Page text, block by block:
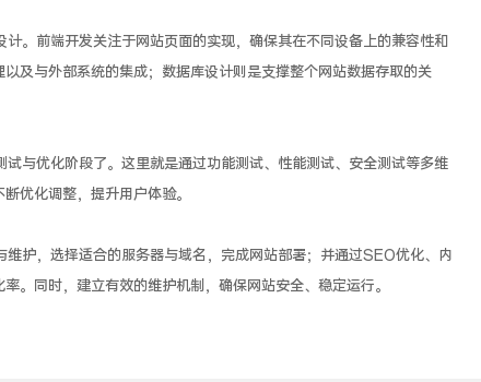
前端开发关注于网站页面的实现，确保其在不同设备上的兼容性和
及与外部系统的集成；数据库设计则是支撑整个网站数据存取的关
优化阶段了。这里就是通过功能测试、性能测试、安全测试等多维
优化调整，提升用户体验。
，选择适合的服务器与域名，完成网站部署；并通过SEO优化、内
。同时，建立有效的维护机制，确保网站安全、稳定运行。